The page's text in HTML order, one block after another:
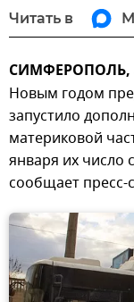
Читать в
СИМФЕРОПОЛЬ,
Новым годом
запустило
материковой
января их число
сообщает